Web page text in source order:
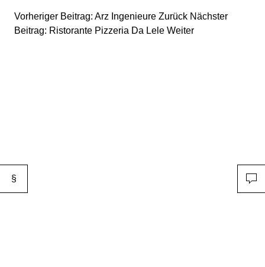
§
Vorheriger Beitrag: Arz IngenieureZurück Nächster
Beitrag: Ristorante Pizzeria Da LeleWeiter